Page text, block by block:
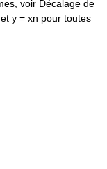
voir Décalage de
y = xn pour toutes